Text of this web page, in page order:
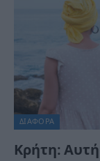
ΔΙΆΦΟΡΑ
Κρήτη: Αυτή